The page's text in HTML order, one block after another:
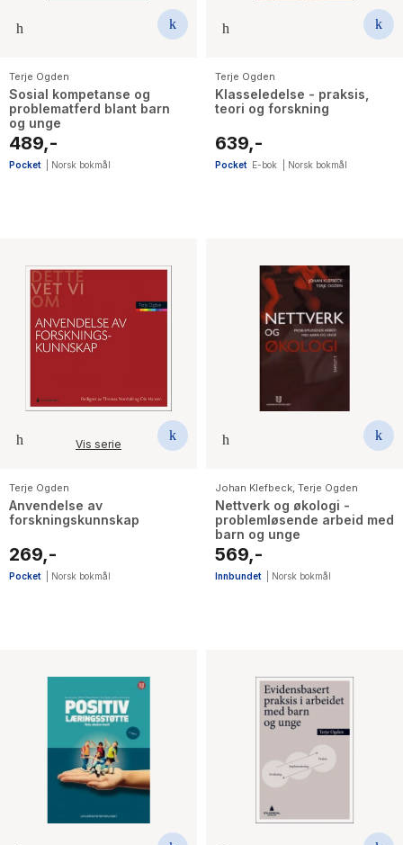
Terje Ogden
Sosial kompetanse og
problematferd blant barn
og unge
489,-
Pocket Norsk bokmål
Terje Ogden
Klasseledelse - praksis,
teori og forskning
639,-
Pocket E-bok Norsk bokmål
Vis serie
Terje Ogden
Anvendelse av
forskningskunnskap
269,-
Pocket Norsk bokmål
Johan Klefbeck, Terje Ogden
Nettverk og økologi -
problemløsende arbeid med
barn og unge
569,-
Innbundet Norsk bokmål